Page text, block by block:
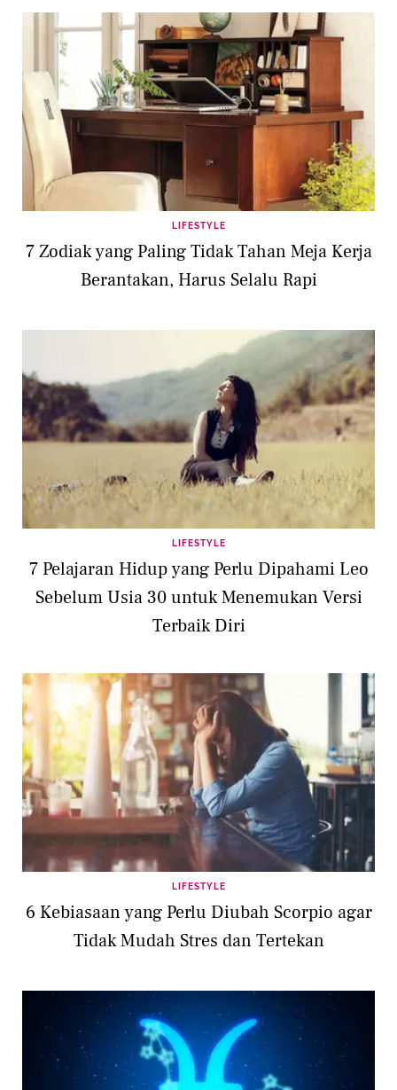
LIFESTYLE
7 Zodiak yang Paling Tidak Tahan Meja Kerja
Berantakan, Harus Selalu Rapi
LIFESTYLE
7 Pelajaran Hidup yang Perlu Dipahami Leo
Sebelum Usia 30 untuk Menemukan Versi
Terbaik Diri
LIFESTYLE
6 Kebiasaan yang Perlu Diubah Scorpio agar
Tidak Mudah Stres dan Tertekan